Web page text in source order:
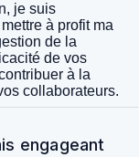
je suis
à profit ma
de la
de vos
à la
collaborateurs.
engageant